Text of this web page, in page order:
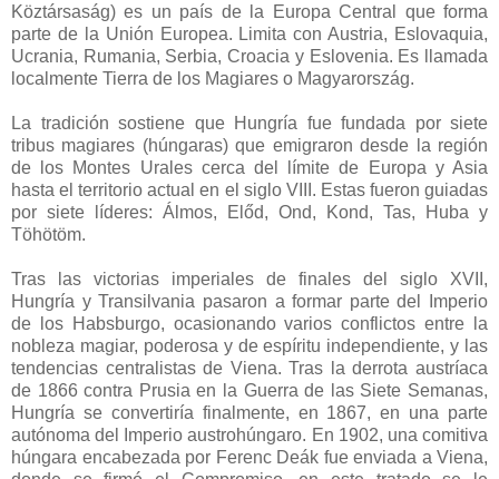
Köztársaság) es un país de la Europa Central que forma
parte de la Unión Europea. Limita con Austria, Eslovaquia,
Ucrania, Rumania, Serbia, Croacia y Eslovenia. Es llamada
localmente Tierra de los Magiares o Magyarország.
La tradición sostiene que Hungría fue fundada por siete
tribus magiares (húngaras) que emigraron desde la región
de los Montes Urales cerca del límite de Europa y Asia
hasta el territorio actual en el siglo VIII. Estas fueron guiadas
por siete líderes: Álmos, Előd, Ond, Kond, Tas, Huba y
Töhötöm.
Tras las victorias imperiales de finales del siglo XVII,
Hungría y Transilvania pasaron a formar parte del Imperio
de los Habsburgo, ocasionando varios conflictos entre la
nobleza magiar, poderosa y de espíritu independiente, y las
tendencias centralistas de Viena. Tras la derrota austríaca
de 1866 contra Prusia en la Guerra de las Siete Semanas,
Hungría se convertiría finalmente, en 1867, en una parte
autónoma del Imperio austrohúngaro. En 1902, una comitiva
húngara encabezada por Ferenc Deák fue enviada a Viena,